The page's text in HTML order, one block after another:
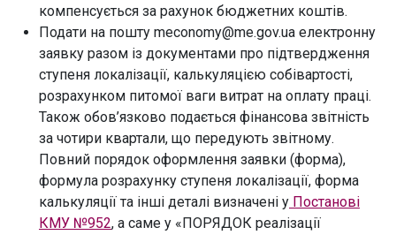
компенсується за рахунок бюджетних коштів.
Подати на пошту meconomy@me.gov.ua електронну
заявку разом із документами про підтвердження
ступеня локалізації, калькуляцією собівартості,
розрахунком питомої ваги витрат на оплату праці.
Також обов’язково подається фінансова звітність
за чотири квартали, що передують звітному.
Повний порядок оформлення заявки (форма),
формула розрахунку ступеня локалізації, форма
калькуляції та інші деталі визначені у Постанові
КМУ №952, а саме у «ПОРЯДОК реалізації